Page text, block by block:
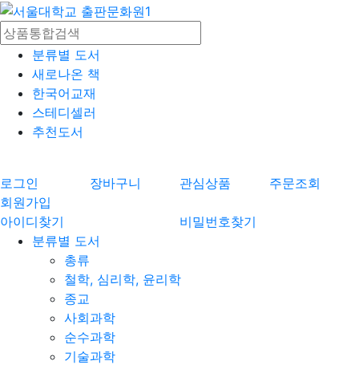
분류별 도서
새로나온 책
한국어교재
스테디셀러
추천도서
로그인 장바구니 관심상품
주문조회
회원가입
아이디찾기
비밀번호찾기
분류별 도서
총류
철학, 심리학, 윤리학
종교
사회과학
순수과학
기술과학